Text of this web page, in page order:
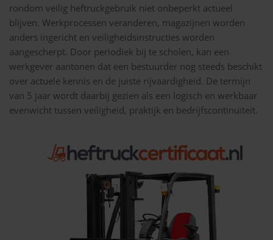
rondom veilig heftruckgebruik niet onbeperkt actueel
blijven. Werkprocessen veranderen, magazijnen worden
anders ingericht en veiligheidsinstructies worden
aangescherpt. Door periodiek bij te scholen, kan een
werkgever aantonen dat een bestuurder nog steeds beschikt
over actuele kennis en de juiste rijvaardigheid. De termijn
van 5 jaar wordt daarbij gezien als een logisch en werkbaar
evenwicht tussen veiligheid, praktijk en bedrijfscontinuïteit.